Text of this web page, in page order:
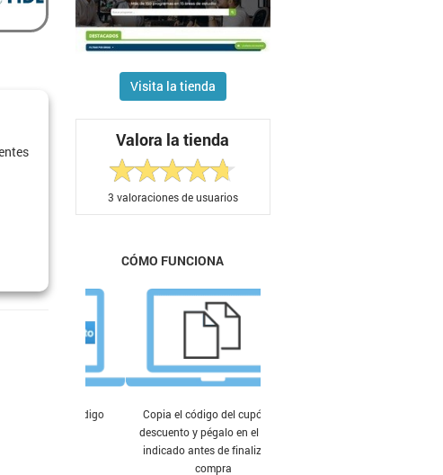
Visita la tienda
Valora la tienda
3 valoraciones de usuarios
CÓMO FUNCIONA
Copia el código del cupón de
descuento y pégalo en el lugar
indicado antes de finalizar tu